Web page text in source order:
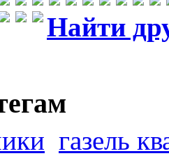
Найти
газель